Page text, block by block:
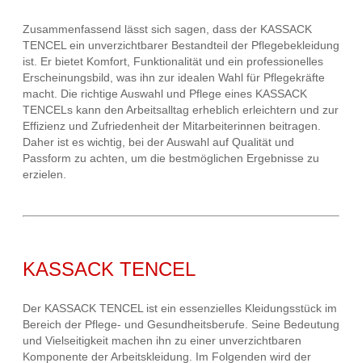
Zusammenfassend lässt sich sagen, dass der KASSACK
TENCEL ein unverzichtbarer Bestandteil der Pflegebekleidung
ist. Er bietet Komfort, Funktionalität und ein professionelles
Erscheinungsbild, was ihn zur idealen Wahl für Pflegekräfte
macht. Die richtige Auswahl und Pflege eines KASSACK
TENCELs kann den Arbeitsalltag erheblich erleichtern und zur
Effizienz und Zufriedenheit der Mitarbeiterinnen beitragen.
Daher ist es wichtig, bei der Auswahl auf Qualität und
Passform zu achten, um die bestmöglichen Ergebnisse zu
erzielen.
KASSACK TENCEL
Der KASSACK TENCEL ist ein essenzielles Kleidungsstück im
Bereich der Pflege- und Gesundheitsberufe. Seine Bedeutung
und Vielseitigkeit machen ihn zu einer unverzichtbaren
Komponente der Arbeitskleidung. Im Folgenden wird der